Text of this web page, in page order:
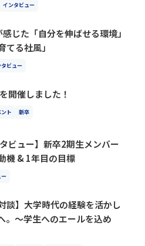
インタビュー
じた「自分を伸ばせる環境」
てる社風」
ビュー
開催しました！
ト 新卒
タビュー】新卒2期生メンバー
機 & 1年目の目標
ー
談】大学時代の経験を活かし
。〜学生へのエールを込め